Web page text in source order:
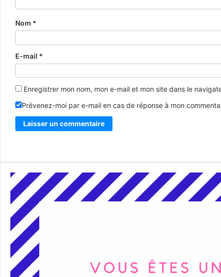
Nom *
E-mail *
Enregistrer mon nom, mon e-mail et mon site dans le
Prévenez-moi par e-mail en cas de réponse à mon